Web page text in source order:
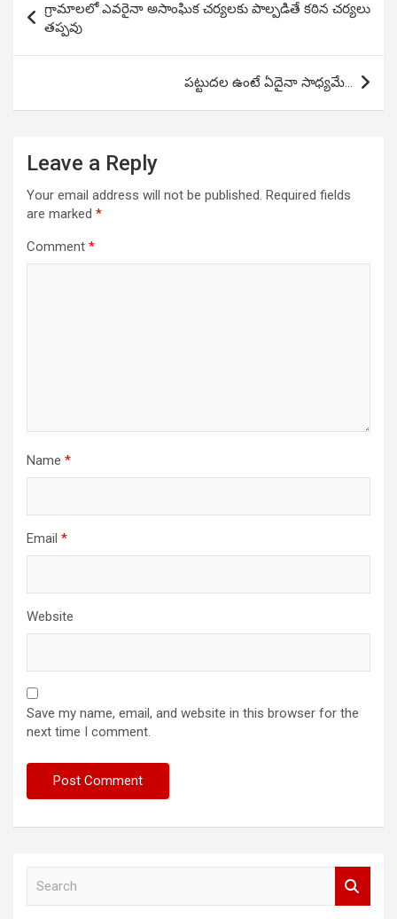
navigation
గ్రామాలలో ఎవరైనా అసాంఘిక చర్యలకు పాల్పడితే కఠిన చర్యలు
తప్పవు
పట్టుదల ఉంటే ఏదైనా సాధ్యమే…
Leave a Reply
Your email address will not be published. Required fields
are marked *
Comment *
Name *
Email *
Website
Save my name, email, and website in this browser for the
next time I comment.